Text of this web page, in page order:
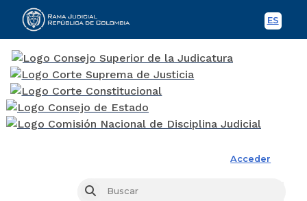
ES
Acceder
Buscar